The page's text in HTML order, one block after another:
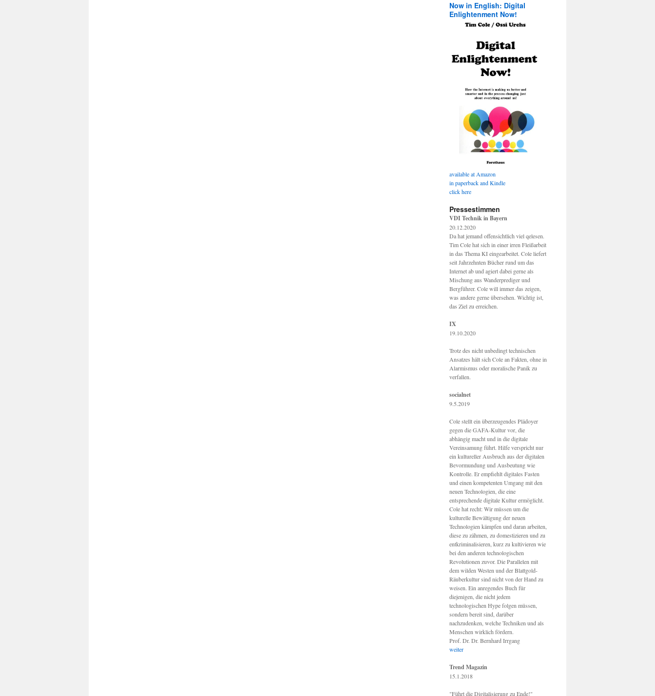
Now in English: Digital
Enlightenment Now!
available at Amazon
in paperback and Kindle
click here
Pressestimmen
VDI Technik in Bayern
20.12.2020
Da hat jemand offensichtlich viel qelesen.
Tim Cole hat sich in einer irren Fleißarbeit
in das Thema KI eingearbeitet. Cole liefert
seit Jahrzehnten Bücher rund um das
Internet ab und agiert dabei gerne als
Mischung aus Wanderprediger und
Bergführer. Cole will immer das zeigen,
was andere gerne übersehen. Wichtig ist,
das Ziel zu erreichen.
IX
19.10.2020
Trotz des nicht unbedingt technischen
Ansatzes hält sich Cole an Fakten, ohne in
Alarmismus oder moralische Panik zu
verfallen.
socialnet
9.5.2019
Cole stellt ein überzeugendes Plädoyer
gegen die GAFA-Kultur vor, die
abhängig macht und in die digitale
Vereinsamung führt. Hilfe verspricht nur
ein kultureller Ausbruch aus der digitalen
Bevormundung und Ausbeutung wie
Kontrolle. Er empfiehlt digitales Fasten
und einen kompetenten Umgang mit den
neuen Technologien, die eine
entsprechende digitale Kultur ermöglicht.
Cole hat recht: Wir müssen um die
kulturelle Bewältigung der neuen
Technologien kämpfen und daran arbeiten,
diese zu zähmen, zu domestizieren und zu
entkriminalisieren, kurz zu kultivieren wie
bei den anderen technologischen
Revolutionen zuvor. Die Parallelen mit
dem wilden Westen und der Blattgold-
Räuberkultur sind nicht von der Hand zu
weisen. Ein anregendes Buch für
diejenigen, die nicht jedem
technologischen Hype folgen müssen,
sondern bereit sind, darüber
nachzudenken, welche Techniken und als
Menschen wirklich fördern.
Prof. Dr. Dr. Bernhard Irrgang
weiter
Trend Magazin
15.1.2018
"Führt die Digitalisierung zu Ende!"